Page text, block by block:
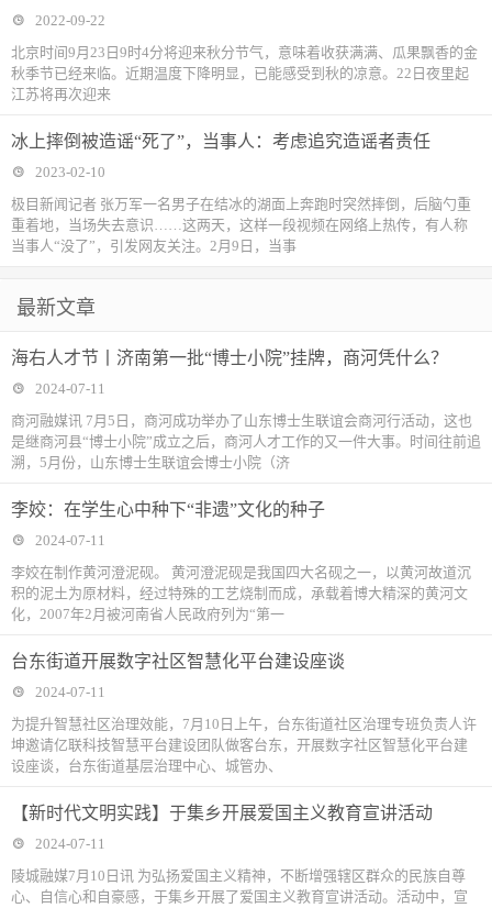
2022-09-22
北京时间9月23日9时4分将迎来秋分节气，意味着收获满满、瓜果飘香的金
秋季节已经来临。近期温度下降明显，已能感受到秋的凉意。22日夜里起
江苏将再次迎来
冰上摔倒被造谣“死了”，当事人：考虑追究造谣者责任
2023-02-10
极目新闻记者 张万军一名男子在结冰的湖面上奔跑时突然摔倒，后脑勺重
重着地，当场失去意识……这两天，这样一段视频在网络上热传，有人称
当事人“没了”，引发网友关注。2月9日，当事
最新文章
海右人才节丨济南第一批“博士小院”挂牌，商河凭什么？
2024-07-11
商河融媒讯 7月5日，商河成功举办了山东博士生联谊会商河行活动，这也
是继商河县“博士小院”成立之后，商河人才工作的又一件大事。时间往前追
溯，5月份，山东博士生联谊会博士小院（济
李姣：在学生心中种下“非遗”文化的种子
2024-07-11
李姣在制作黄河澄泥砚。 黄河澄泥砚是我国四大名砚之一，以黄河故道沉
积的泥土为原材料，经过特殊的工艺烧制而成，承载着博大精深的黄河文
化，2007年2月被河南省人民政府列为“第一
台东街道开展数字社区智慧化平台建设座谈
2024-07-11
为提升智慧社区治理效能，7月10日上午，台东街道社区治理专班负责人许
坤邀请亿联科技智慧平台建设团队做客台东，开展数字社区智慧化平台建
设座谈，台东街道基层治理中心、城管办、
【新时代文明实践】于集乡开展爱国主义教育宣讲活动
2024-07-11
陵城融媒7月10日讯 为弘扬爱国主义精神，不断增强辖区群众的民族自尊
心、自信心和自豪感，于集乡开展了爱国主义教育宣讲活动。活动中，宣